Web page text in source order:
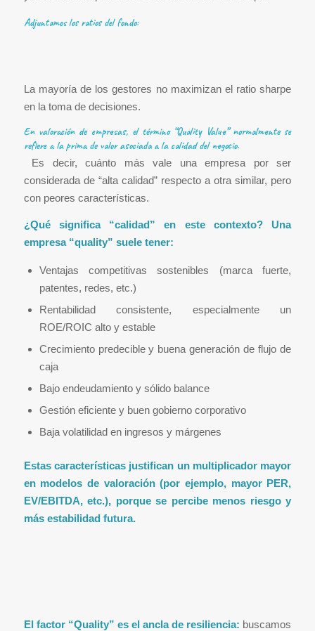
Adjuntamos los ratios del fondo:
La mayoría de los gestores no maximizan el ratio sharpe
en la toma de decisiones.
En valoración de empresas, el término “Quality Value” normalmente se
refiere a la prima de valor asociada a la calidad del negocio.
Es decir, cuánto más vale una empresa por ser
considerada de “alta calidad” respecto a otra similar, pero
con peores características.
¿Qué significa “calidad” en este contexto? Una
empresa “quality” suele tener:
Ventajas competitivas sostenibles (marca fuerte,
patentes, redes, etc.)
Rentabilidad consistente, especialmente un
ROE/ROIC alto y estable
Crecimiento predecible y buena generación de flujo de
caja
Bajo endeudamiento y sólido balance
Gestión eficiente y buen gobierno corporativo
Baja volatilidad en ingresos y márgenes
Estas características justifican un multiplicador mayor
en modelos de valoración (por ejemplo, mayor PER,
EV/EBITDA, etc.), porque se percibe menos riesgo y
más estabilidad futura.
El factor “Quality” es el ancla de resiliencia: buscamos